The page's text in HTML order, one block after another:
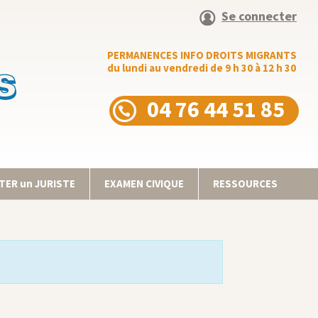
Se connecter
PERMANENCES INFO DROITS MIGRANTS
du lundi au vendredi de 9 h 30 à 12 h 30
04 76 44 51 85
un JURISTE EXAMEN CIVIQUE RESSOURCES